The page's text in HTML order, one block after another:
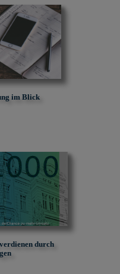
im Blick
durch